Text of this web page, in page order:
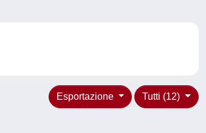
Tutti (12)
Esportazione